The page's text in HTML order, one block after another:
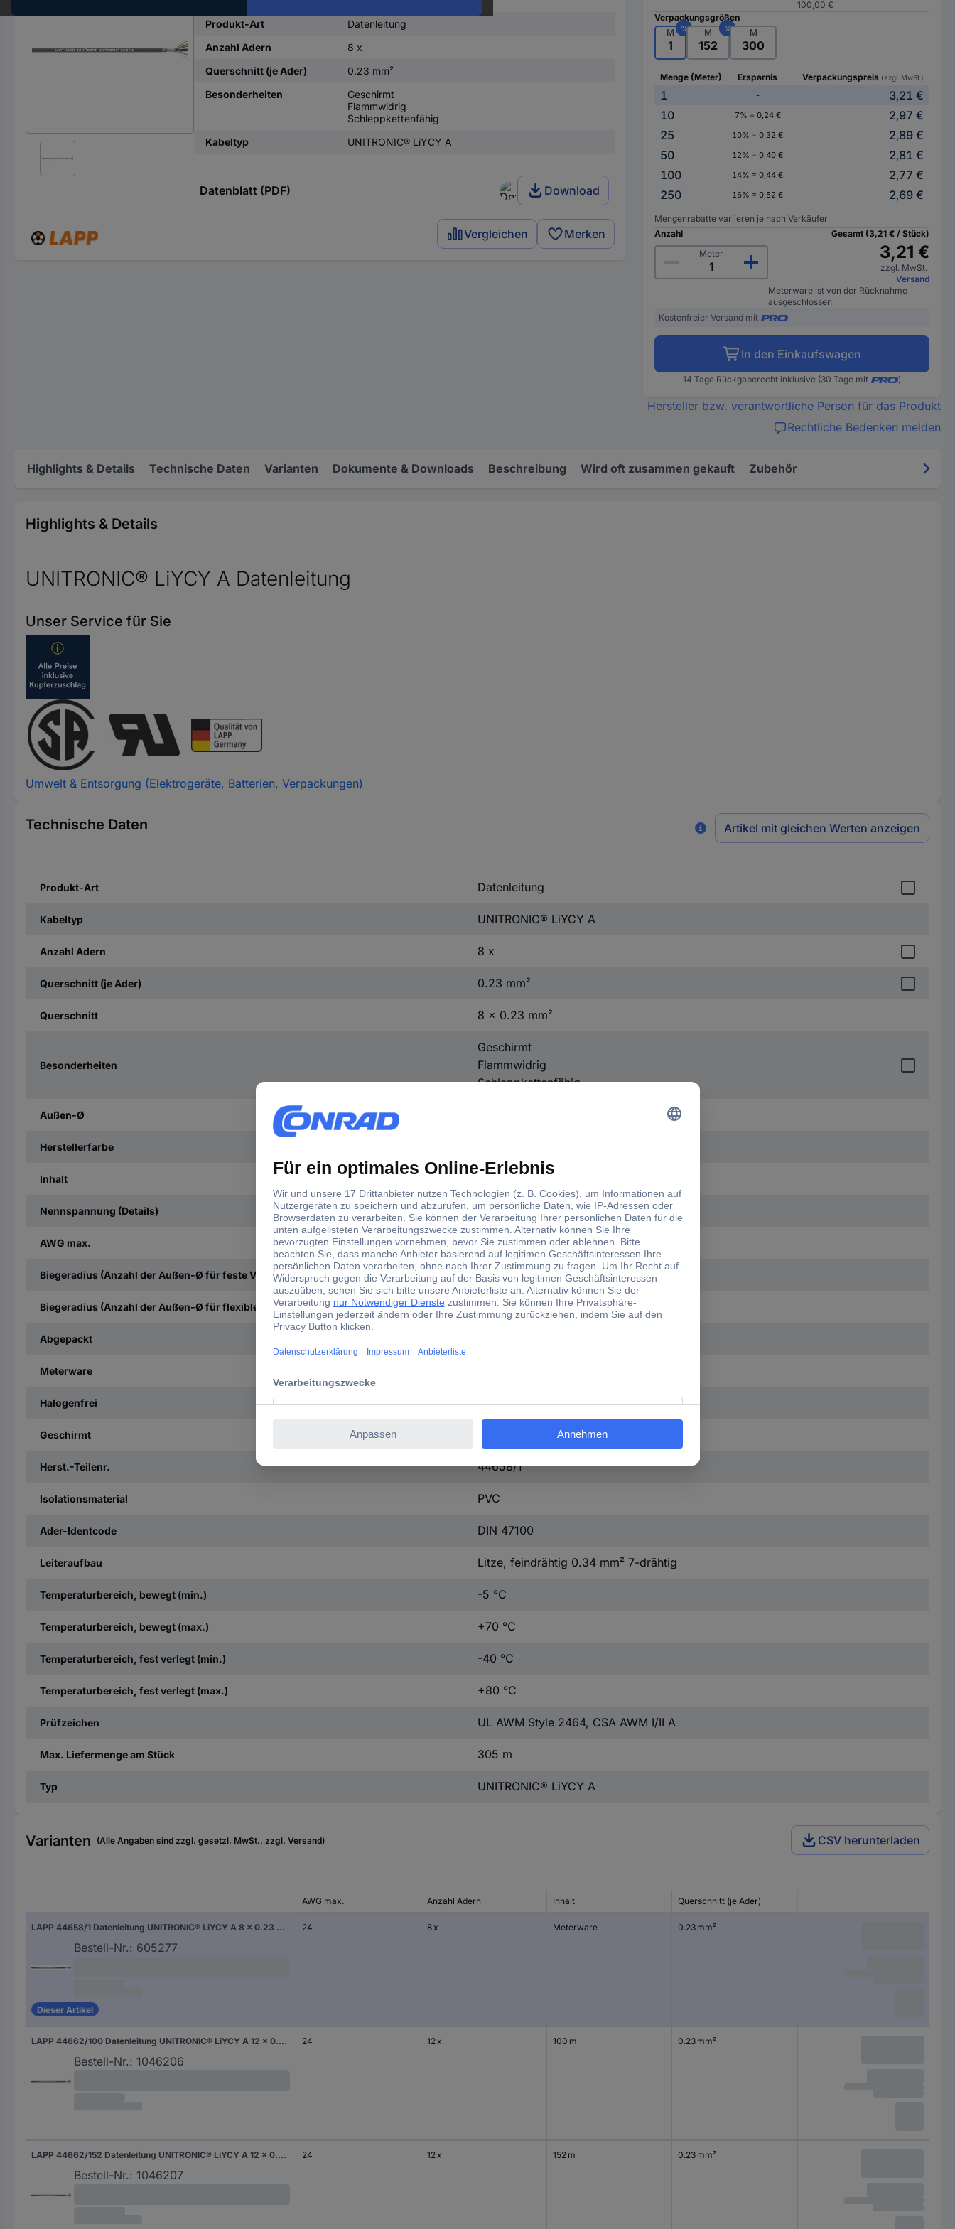
ein
Produkt-Art
Datenleitung
Anzahl Adern
8 x
Querschnitt (je Ader)
0.23 mm²
Besonderheiten
Geschirmt
Flammwidrig
Schleppkettenfähig
Kabeltyp
UNITRONIC® LiYCY A
Datenblatt (PDF) Download
Vergleichen Merken
100,00 €
Verpackungsgrößen
M
%
1
M %
152
M
300
Menge (Meter) Ersparnis Verpackungspreis (zzgl. MwSt.)
1 -
3,21 €
10
7% = 0,24 €
2,97 €
25
10% = 0,32 €
2,89 €
50
12% = 0,40 €
2,81 €
100
14% = 0,44 €
2,77 €
250
16% = 0,52 € 2,69 €
Mengenrabatte variieren je nach Verkäufer
Anzahl
Meter
Gesamt (3,21 € / Stück)
3,21 €
zzgl. MwSt.
Versand
Meterware ist von der Rücknahme
ausgeschlossen
Kostenfreier Versand mit
In den Einkaufswagen
14 Tage Rückgaberecht inklusive (30 Tage mit )
Hersteller bzw. verantwortliche Person für das Produkt
Rechtliche Bedenken melden
Highlights & Details Technische Daten Varianten Dokumente & Downloads Beschreibung Wird oft zusammen gekauft Zubehör
Highlights & Details
UNITRONIC® LiYCY A Datenleitung
Unser Service für Sie
Umwelt & Entsorgung (Elektrogeräte, Batterien, Verpackungen)
Technische Daten Artikel mit gleichen Werten anzeigen
Produkt-Art Datenleitung
Kabeltyp UNITRONIC® LiYCY A
Anzahl Adern 8 x
Querschnitt (je Ader) 0.23 mm²
Querschnitt 8 x 0.23 mm²
Besonderheiten
Geschirmt
Flammwidrig
Schleppkettenfähig
Außen-Ø
Herstellerfarbe
Inhalt Meterware
Nennspannung (Details) 300 V (nicht für Starkstromzwecke)
AWG max. 24
Biegeradius (Anzahl der Außen-Ø für feste Verlegung) 6
Biegeradius (Anzahl der Außen-Ø für flexiblen Einsatz) 15
Abgepackt
Meterware
Halogenfrei Nein
Geschirmt
Herst.-Teilenr. 44658/1
Isolationsmaterial PVC
Ader-Identcode DIN 47100
Leiteraufbau Litze, feindrähtig 0.34 mm² 7-drähtig
Temperaturbereich, bewegt (min.) -5 °C
Temperaturbereich, bewegt (max.) +70 °C
Temperaturbereich, fest verlegt (min.) -40 °C
Temperaturbereich, fest verlegt (max.) +80 °C
Prüfzeichen UL AWM Style 2464, CSA AWM I/II A
Max. Liefermenge am Stück 305 m
Typ UNITRONIC® LiYCY A
Varianten (Alle Angaben sind zzgl. gesetzl. MwSt., zzgl. Versand) CSV herunterladen
AWG max. Anzahl Adern Inhalt Querschnitt (je Ader)
LAPP 44658/1 Datenleitung UNITRONIC® LiYCY A 8 x 0.23 mm² Grau Meterware
Bestell-Nr.: 605277
Dieser Artikel
24 8 x Meterware 0.23 mm²
LAPP 44662/100 Datenleitung UNITRONIC® LiYCY A 12 x 0.23 mm² Grau 100 m
Bestell-Nr.: 1046206
24 12 x 100 m 0.23 mm²
LAPP 44662/152 Datenleitung UNITRONIC® LiYCY A 12 x 0.23 mm² Grau 152 m
Bestell-Nr.: 1046207
24 12 x 152 m 0.23 mm²